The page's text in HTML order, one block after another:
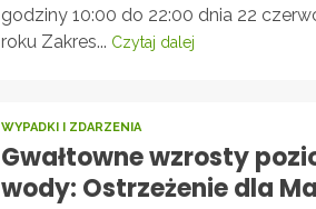
godziny 10:00 do 22:00 dnia 22
roku Zakres... Czytaj dalej
WYPADKI I ZDARZENIA
Gwałtowne wzrosty
wody: Ostrzeżenie dla